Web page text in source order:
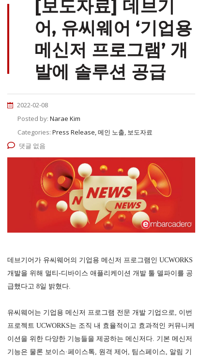
[보도자료] 데브기
어, 유씨웨어 ‘기업용
메신저 프로그램’ 개
발에 솔루션 공급
2022-02-08
Posted by: Narae Kim
Categories: Press Release, 메인 노출, 보도자료
댓글 없음
데브기어가 유씨웨어의 기업용 메신저 프로그램인 UCWORKS
개발을 위해 멀티-디바이스 애플리케이션 개발 툴 델파이를 공
급했다고 8일 밝혔다.
유씨웨어는 기업용 메신저 프로그램 전문 개발 기업으로, 이번
프로젝트 UCWORKS는 조직 내 효율적이고 효과적인 커뮤니케
이션을 위한 다양한 기능들을 제공하는 메신저다. 기본 메신저
기능은 물론 보이스·페이스톡, 원격 제어, 팀스페이스, 알림 기